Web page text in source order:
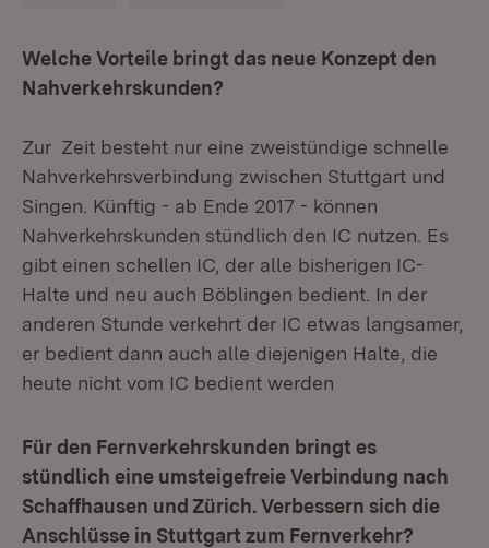
Welche Vorteile bringt das neue Konzept den
Nahverkehrskunden?
Zur Zeit besteht nur eine zweistündige schnelle
Nahverkehrsverbindung zwischen Stuttgart und
Singen. Künftig - ab Ende 2017 - können
Nahverkehrskunden stündlich den IC nutzen. Es
gibt einen schellen IC, der alle bisherigen IC-
Halte und neu auch Böblingen bedient. In der
anderen Stunde verkehrt der IC etwas langsamer,
er bedient dann auch alle diejenigen Halte, die
heute nicht vom IC bedient werden
Für den Fernverkehrskunden bringt es
stündlich eine umsteigefreie Verbindung nach
Schaffhausen und Zürich. Verbessern sich die
Anschlüsse in Stuttgart zum Fernverkehr?